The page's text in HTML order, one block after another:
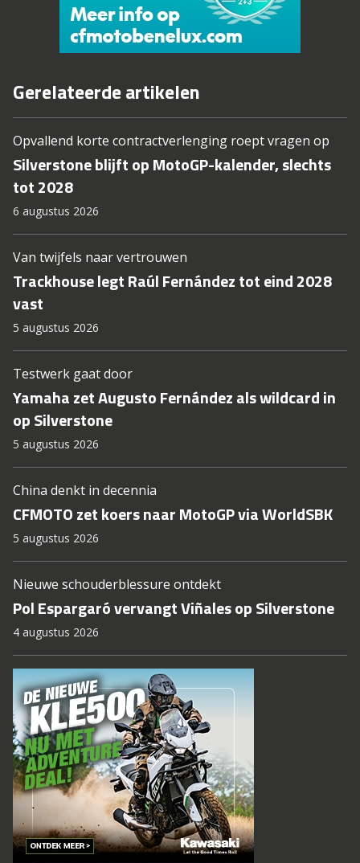
Gerelateerde artikelen
Opvallend korte contractverlenging roept vragen op
Silverstone blijft op MotoGP-kalender, slechts
tot 2028
6 augustus 2026
Van twijfels naar vertrouwen
Trackhouse legt Raúl Fernández tot eind 2028
vast
5 augustus 2026
Testwerk gaat door
Yamaha zet Augusto Fernández als wildcard in
op Silverstone
5 augustus 2026
China denkt in decennia
CFMOTO zet koers naar MotoGP via WorldSBK
5 augustus 2026
Nieuwe schouderblessure ontdekt
Pol Espargaró vervangt Viñales op Silverstone
4 augustus 2026